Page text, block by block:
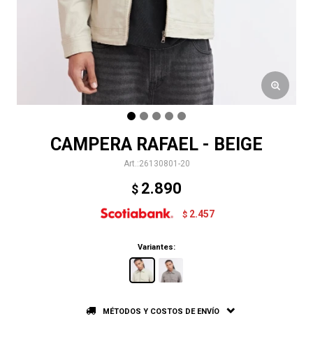
CAMPERA RAFAEL - BEIGE
26130801-20
$ 2.890
$ 2.457
Variantes:
MÉTODOS Y COSTOS DE ENVÍO